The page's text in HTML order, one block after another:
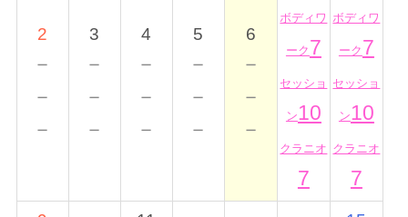
2
－
－
－
3
－
－
－
4
－
－
－
5
－
－
－
6
－
－
－
ボディワ
ーク 7
セッショ
ン10
クラニオ
7
ボディワ
ーク 7
セッショ
ン10
クラニオ
7